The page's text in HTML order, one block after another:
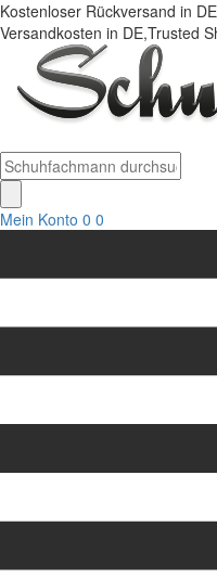
Kostenloser Rückversand in
Versandkosten in DE,Trusted
Mein Konto 0 0